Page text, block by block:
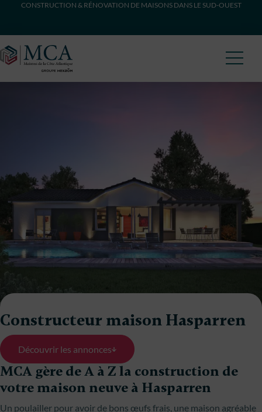
CONSTRUCTION & RÉNOVATION DE MAISONS DANS LE SUD-OUEST
Constructeur maison Hasparren
Découvrir les annonces
MCA gère de A à Z la construction de
votre maison neuve à Hasparren
Un poulailler pour avoir de bons œufs frais, une maison agréable